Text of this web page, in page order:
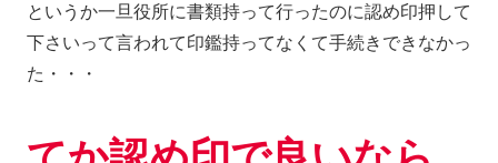
というか一旦役所に書類持って行ったのに認め印押して
下さいって言われて印鑑持ってなくて手続きできなかっ
た・・・